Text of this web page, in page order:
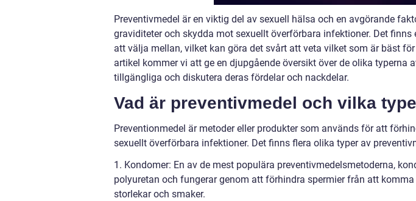
Preventivmedel är en viktig del av sexuell hälsa och en avgörande
graviditeter och skydda mot sexuellt överförbara infektioner. Det
att välja mellan, vilket kan göra det svårt att veta vilket som är bäst
artikel kommer vi att ge en djupgående översikt över de olika typerna
tillgängliga och diskutera deras fördelar och nackdelar.
Vad är preventivmedel och vilka
Preventionmedel är metoder eller produkter som används för att
sexuellt överförbara infektioner. Det finns flera olika typer av
1. Kondomer: En av de mest populära preventivmedelsmetoderna,
polyuretan och fungerar genom att förhindra spermier från att
storlekar och smaker.